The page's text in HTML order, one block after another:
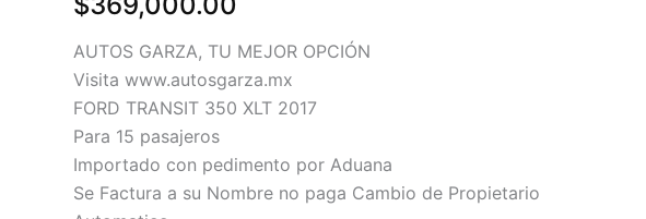
AUTOS GARZA, TU MEJOR OPCIÓN
Visita www.autosgarza.mx
FORD TRANSIT 350 XLT 2017
Para 15 pasajeros
Importado con pedimento por Aduana
Se Factura a su Nombre no paga Cambio de Propietario